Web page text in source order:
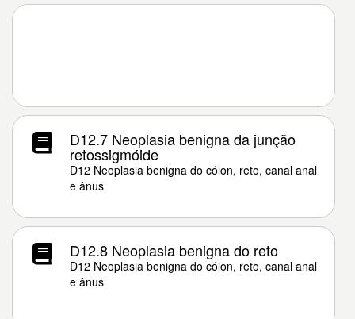
D12.7 Neoplasia benigna da junção
retossigmóide
D12 Neoplasia benigna do cólon, reto, canal anal
e ânus
D12.8 Neoplasia benigna do reto
D12 Neoplasia benigna do cólon, reto, canal anal
e ânus